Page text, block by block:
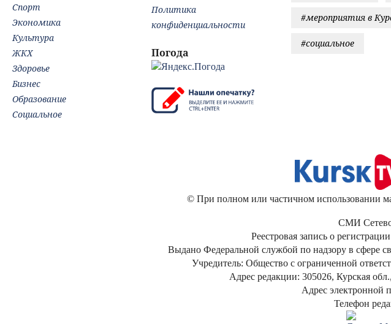
#мероприятия в
#социальное
Спорт
Экономика
Культура
ЖКХ
Здоровье
Бизнес
Образование
Социальное
Политика
конфиденциальности
Погода
© При полном или частичном использовании
СМИ
Реестровая запись о
Выдано Федеральной службой по надзору в сфере
Учредитель: Общество с ограниченной
Адрес редакции: 305026, Курская
Адрес электронной
Телефон